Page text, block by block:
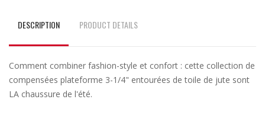
DESCRIPTION PRODUCT DETAILS
Comment combiner fashion-style et confort : cette collection de
compensées plateforme 3-1/4" entourées de toile de jute sont
LA chaussure de l'été.